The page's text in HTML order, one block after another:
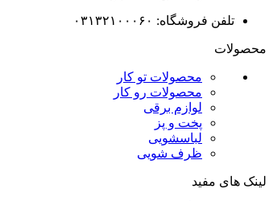
تلفن فروشگاه: ۰۳۱۳۲۱۰۰۰۶۰
محصولات
محصولات تو کار
محصولات رو کار
لوازم برقی
پخت و پز
لباسشویی
ظرف شویی
لینک های مفید